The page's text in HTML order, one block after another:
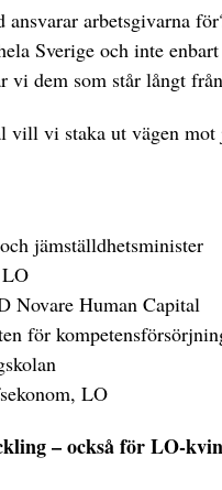
ansvarar arbetsgivarna
Sverige och inte
vi dem som står långt
vill vi staka ut vägen
jämställdhetsminister
Novare Human Capital
för
LO
– också för LO-